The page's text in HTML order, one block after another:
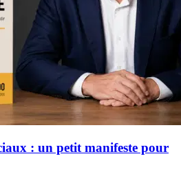
: un petit manifeste pour